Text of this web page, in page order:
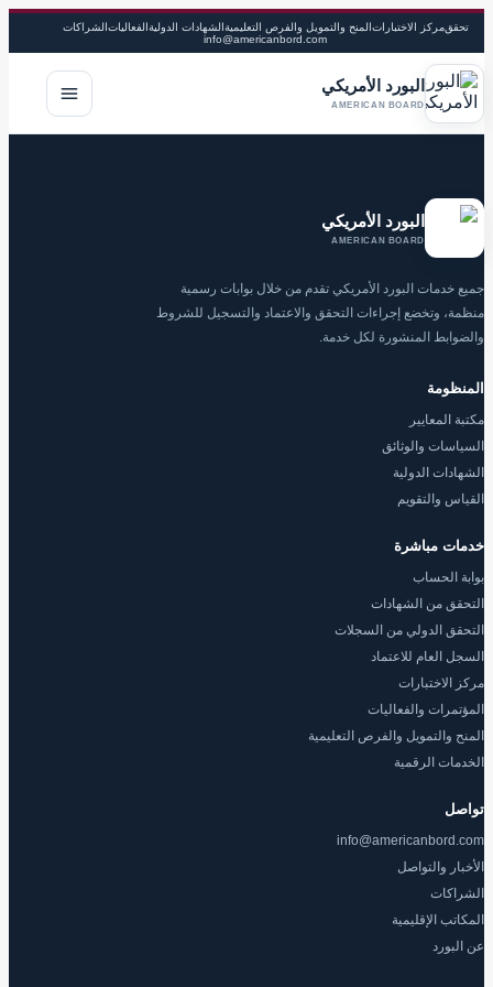
تحققمركز الاختباراتالمنح والتمويل والفرص التعليميةالشهادات الدوليةالفعالياتالشراكات
info@americanbord.com
البورد الأمريكي
AMERICAN BOARD
البورد الأمريكي
AMERICAN BOARD
جميع خدمات البورد الأمريكي تقدم من خلال بوابات رسمية
منظمة، وتخضع إجراءات التحقق والاعتماد والتسجيل للشروط
والضوابط المنشورة لكل خدمة.
المنظومة
مكتبة المعايير
السياسات والوثائق
الشهادات الدولية
القياس والتقويم
خدمات مباشرة
بوابة الحساب
التحقق من الشهادات
التحقق الدولي من السجلات
السجل العام للاعتماد
مركز الاختبارات
المؤتمرات والفعاليات
المنح والتمويل والفرص التعليمية
الخدمات الرقمية
تواصل
info@americanbord.com
الأخبار والتواصل
الشراكات
المكاتب الإقليمية
عن البورد